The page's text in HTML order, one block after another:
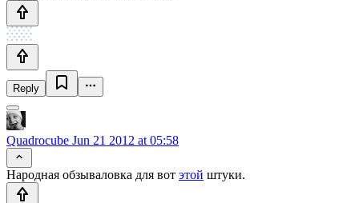
Reply
Quadrocube Jun 21 2012 at 05:58
Народная обзываловка для вот этой штуки.